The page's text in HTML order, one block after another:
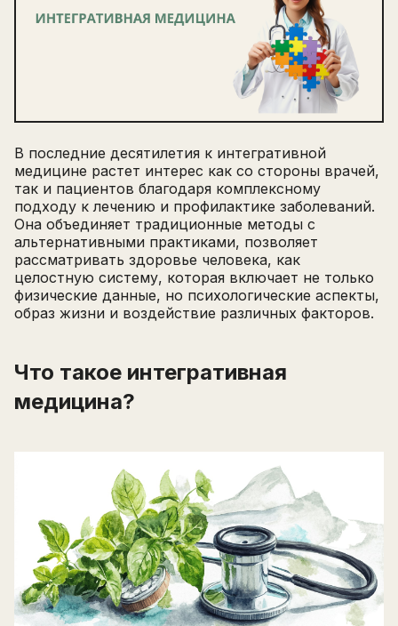
В последние десятилетия к интегративной
медицине растет интерес как со стороны врачей,
так и пациентов благодаря комплексному
подходу к лечению и профилактике заболеваний.
Она объединяет традиционные методы с
альтернативными практиками, позволяет
рассматривать здоровье человека, как
целостную систему, которая включает не только
физические данные, но психологические аспекты,
образ жизни и воздействие различных факторов.
Что такое интегративная
медицина?